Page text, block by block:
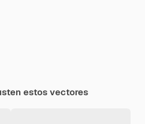
estos vectores